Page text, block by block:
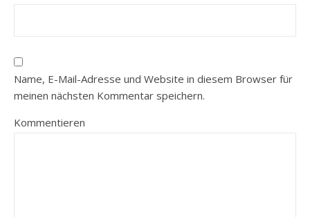
Name, E-Mail-Adresse und Website in diesem Browser für
meinen nächsten Kommentar speichern.
Kommentieren